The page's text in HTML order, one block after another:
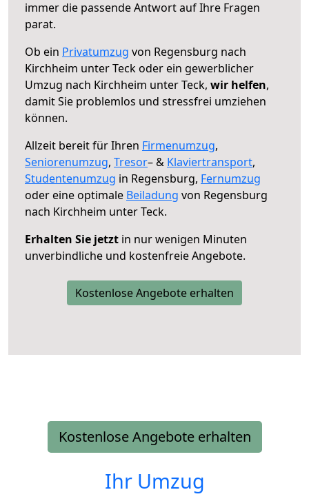
immer die passende Antwort auf Ihre Fragen
parat.
Ob ein Privatumzug von Regensburg nach
Kirchheim unter Teck oder ein gewerblicher
Umzug nach Kirchheim unter Teck, wir helfen,
damit Sie problemlos und stressfrei umziehen
können.
Allzeit bereit für Ihren Firmenumzug,
Seniorenumzug, Tresor– & Klaviertransport,
Studentenumzug in Regensburg, Fernumzug
oder eine optimale Beiladung von Regensburg
nach Kirchheim unter Teck.
Erhalten Sie jetzt in nur wenigen Minuten
unverbindliche und kostenfreie Angebote.
Kostenlose Angebote erhalten
Kostenlose Angebote erhalten
Ihr Umzug